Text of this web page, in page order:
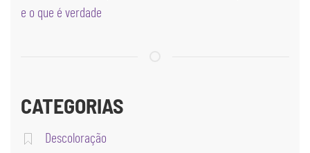
e o que é verdade
CATEGORIAS
Descoloração